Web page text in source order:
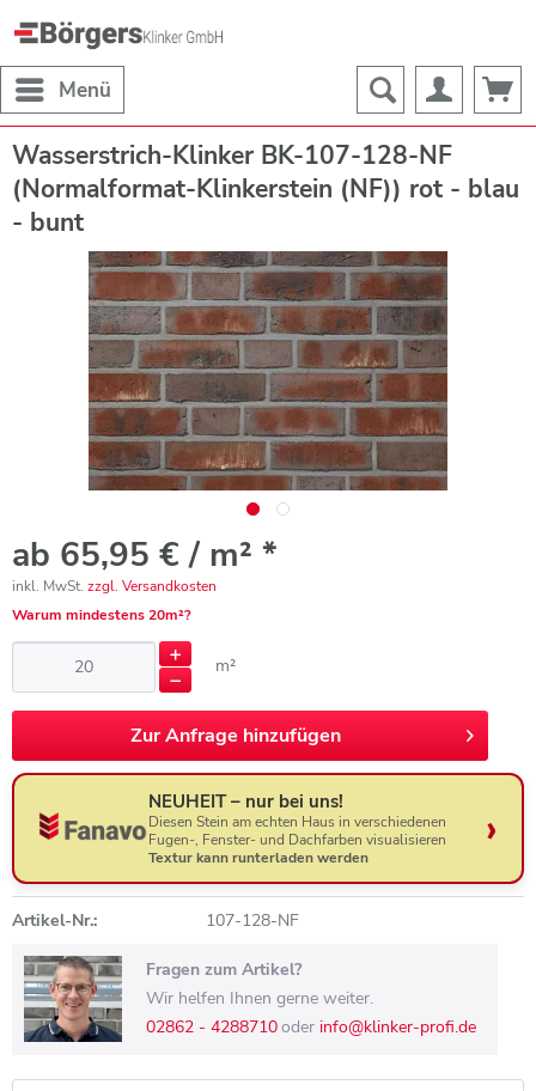
Menü
Wasserstrich-Klinker BK-107-128-NF
(Normalformat-Klinkerstein (NF)) rot - blau
- bunt
ab 65,95 € / m² *
inkl. MwSt. zzgl. Versandkosten
Warum mindestens 20m²?
m²
ZurAnfrage hinzufügen
NEUHEIT – nur bei uns!
Diesen Stein am echten Haus in verschiedenen
Fugen-, Fenster- und Dachfarben visualisieren
Textur kann runterladen werden
Artikel-Nr.: 107-128-NF
Fragen zum Artikel?
Wir helfen Ihnen gerne weiter.
02862 - 4288710oder info@klinker-profi.de